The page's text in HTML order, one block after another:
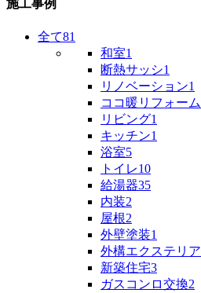
施工事例
全て81
和室1
断熱サッシ1
リノベーション1
ココ暖リフォーム
リビング1
キッチン1
浴室5
トイレ10
給湯器35
内装2
屋根2
外壁塗装1
外構エクステリア
新築住宅3
ガスコンロ交換2